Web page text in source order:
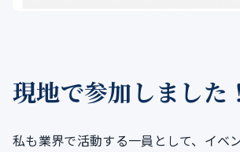
現地で参加しました！
私も業界で活動する一員として、イベ